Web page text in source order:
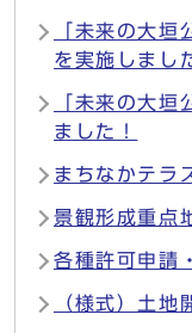
「未来の大垣
を実施しまし
「未来の大垣
ました！
まちなかテラ
景観形成重点
各種許可申請
（様式）土地